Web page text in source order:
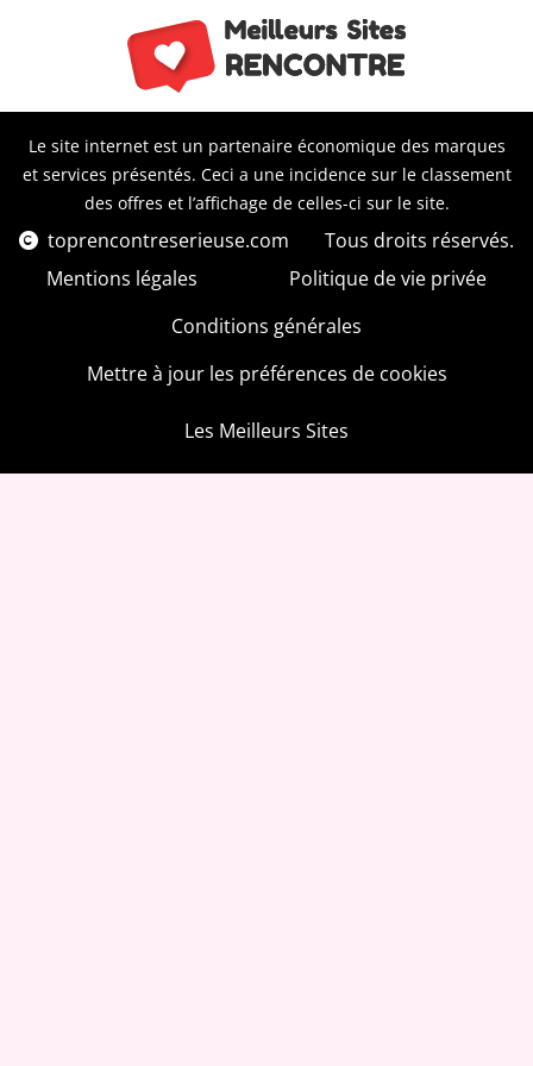
Le site internet est un partenaire économique des marques
et services présentés. Ceci a une incidence sur le classement
des offres et l’affichage de celles-ci sur le site.
toprencontreserieuse.com
Tous droits réservés.
Mentions légales
Politique de vie privée
Conditions générales
Mettre à jour les préférences de cookies
Les Meilleurs Sites